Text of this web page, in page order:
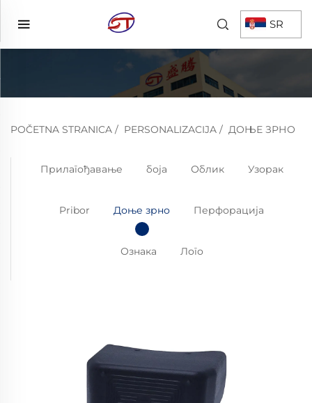
SR
POČETNA STRANICA / PERSONALIZACIJA / ДОЊЕ ЗРНО
Прилагођавање боја Облик Узорак
Pribor Доње зрно Перфорација
Ознака Лого